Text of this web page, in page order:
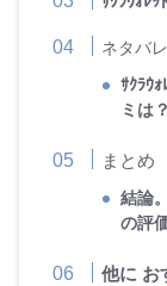
ネタバレ
ｻｸﾗｳ
ミは？
まとめ
結論
の評
他に お